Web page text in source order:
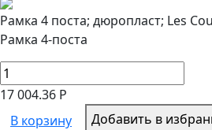
Рамка 4 поста; дюропласт; Les
Рамка 4-поста
17 004.36 Р
В корзину
Добавить в